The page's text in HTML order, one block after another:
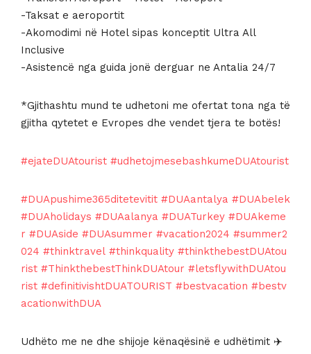
-Taksat e aeroportit
-Akomodimi në Hotel sipas konceptit Ultra All
Inclusive
-Asistencë nga guida jonë derguar ne Antalia 24/7
*Gjithashtu mund te udhetoni me ofertat tona nga të
gjitha qytetet e Evropes dhe vendet tjera te botës!
#ejateDUAtourist #udhetojmesebashkumeDUAtourist
#DUApushime365ditetevitit #DUAantalya #DUAbelek
#DUAholidays #DUAalanya #DUATurkey #DUAkeme
r #DUAside #DUAsummer #vacation2024 #summer2
024 #thinktravel #thinkquality #thinkthebestDUAtou
rist #ThinkthebestThinkDUAtour #letsflywithDUAtou
rist #definitivishtDUATOURIST #bestvacation #bestv
acationwithDUA
Udhëto me ne dhe shijoje kënaqësinë e udhëtimit ✈️